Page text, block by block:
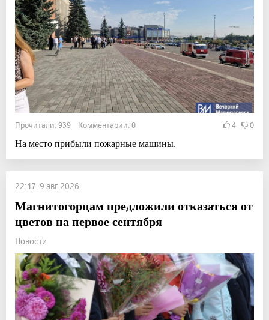
Прочитали: 939 Комментарии: 0 4 0
На место прибыли пожарные машины.
22:17, 9 авг 2026
Магнитогорцам предложили отказаться от
цветов на первое сентября
Новости